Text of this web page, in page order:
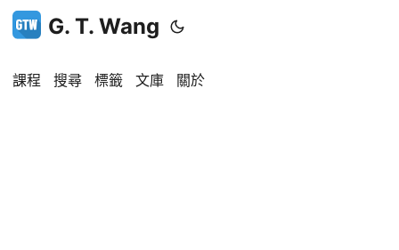
G. T. Wang
課程 搜尋 標籤 文庫 關於